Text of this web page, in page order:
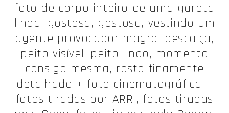
foto de corpo inteiro de uma garota
linda, gostosa, gostosa, vestindo um
agente provocador magro, descalça,
peito visível, peito lindo, momento
consigo mesma, rosto finamente
detalhado + foto cinematográfica +
fotos tiradas por ARRI, fotos tiradas